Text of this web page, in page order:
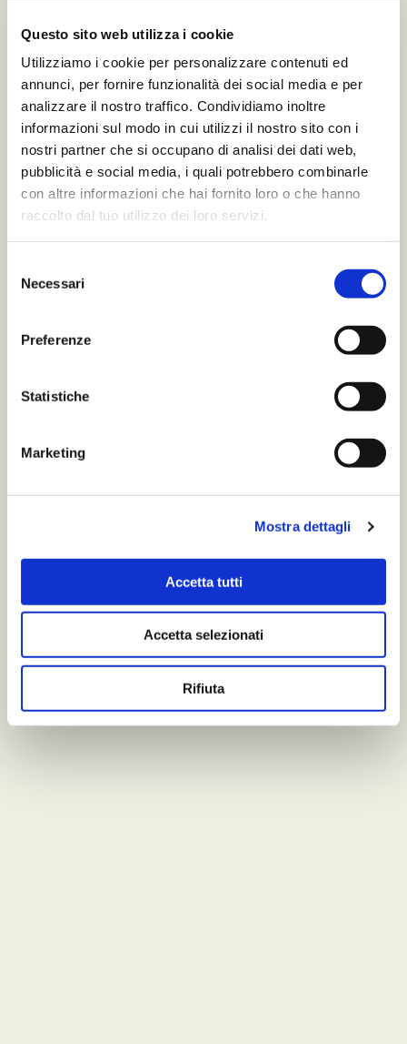
Questo sito web utilizza i cookie
Utilizziamo i cookie per personalizzare contenuti ed
annunci, per fornire funzionalità dei social media e per
analizzare il nostro traffico. Condividiamo inoltre
informazioni sul modo in cui utilizzi il nostro sito con i
nostri partner che si occupano di analisi dei dati web,
pubblicità e social media, i quali potrebbero combinarle
con altre informazioni che hai fornito loro o che hanno
raccolto dal tuo utilizzo dei loro servizi.
delNecessari
Preferenze
Statistiche
Marketing
Mostra dettagli
Accetta tutti
Accetta selezionati
Rifiuta
71 Kcal per serving (100ml)